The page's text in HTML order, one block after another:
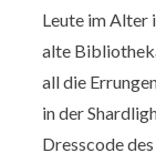
Leute im Alter
alte
all die
in der
Dresscode